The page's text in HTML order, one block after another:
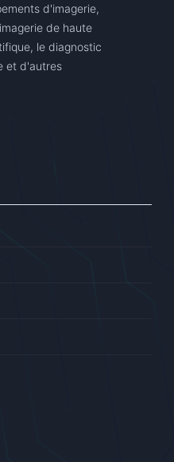
d'imagerie,
de haute
le diagnostic
et d'autres